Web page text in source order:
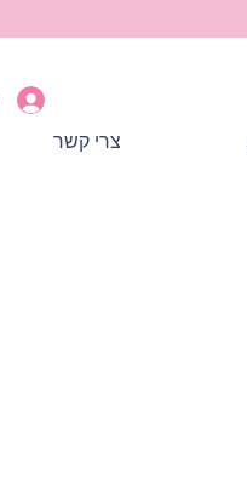
צרי קשר